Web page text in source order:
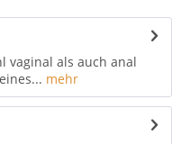
vaginal als auch anal
mehr